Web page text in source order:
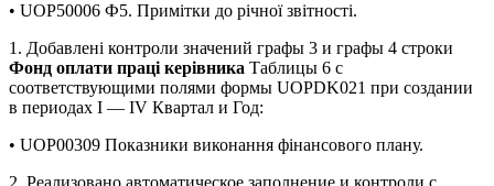
• UOP50006 Ф5. Примітки до річної звітності.
1. Добавлені контроли значений графы 3 и графы 4 строки
Фонд оплати праці керівника Таблицы 6 с
соответствующими полями формы UOPDK021 при создании
в периодах І — ІV Квартал и Год:
• UOP00309 Показники виконання фінансового плану.
2. Реализовано автоматическое заполнение и контроли с